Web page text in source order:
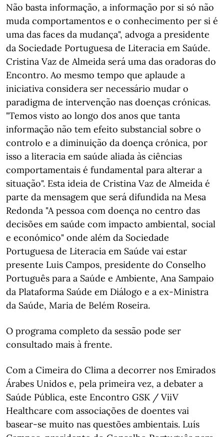
Não basta informação, a informação por si só não
muda comportamentos e o conhecimento per si é
uma das faces da mudança", advoga a presidente
da Sociedade Portuguesa de Literacia em Saúde.
Cristina Vaz de Almeida será uma das oradoras do
Encontro. Ao mesmo tempo que aplaude a
iniciativa considera ser necessário mudar o
paradigma de intervenção nas doenças crónicas.
"Temos visto ao longo dos anos que tanta
informação não tem efeito substancial sobre o
controlo e a diminuição da doença crónica, por
isso a literacia em saúde aliada às ciências
comportamentais é fundamental para alterar a
situação". Esta ideia de Cristina Vaz de Almeida é
parte da mensagem que será difundida na Mesa
Redonda "A pessoa com doença no centro das
decisões em saúde com impacto ambiental, social
e económico" onde além da Sociedade
Portuguesa de Literacia em Saúde vai estar
presente Luis Campos, presidente do Conselho
Português para a Saúde e Ambiente, Ana Sampaio
da Plataforma Saúde em Diálogo e a ex-Ministra
da Saúde, Maria de Belém Roseira.
O programa completo da sessão pode ser
consultado mais à frente.
Com a Cimeira do Clima a decorrer nos Emirados
Árabes Unidos e, pela primeira vez, a debater a
Saúde Pública, este Encontro GSK / ViiV
Healthcare com associações de doentes vai
basear-se muito nas questões ambientais. Luís